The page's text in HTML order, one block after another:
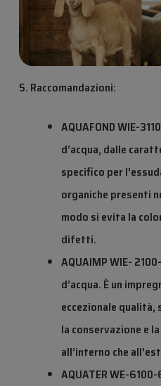
5. Raccomandazioni:
AQUAFOND WIE-
d’acqua, dalle
specifico per
organiche presenti
modo si evita la
difetti.
AQUAIMP WIE-
d’acqua. È un
eccezionale
la conservazione e
all’interno che
AQUATER WE-